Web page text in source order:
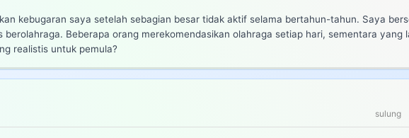
kebugaran saya setelah sebagian besar tidak aktif selama bertahun-tahun. Saya
Beberapa orang merekomendasikan olahraga setiap hari, sementara yang
realistis untuk pemula?
sulung